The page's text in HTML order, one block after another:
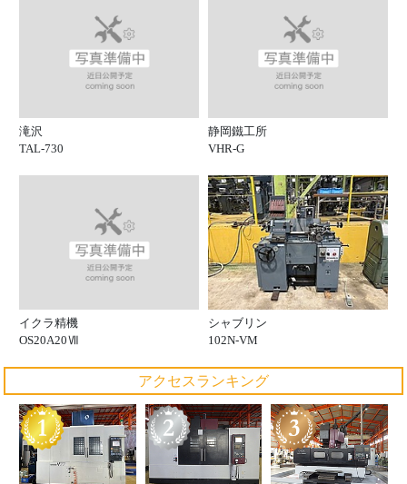
滝沢
TAL-730
静岡鐵工所
VHR-G
イクラ精機
OS20A20Ⅶ
シャブリン
102N-VM
アクセスランキング